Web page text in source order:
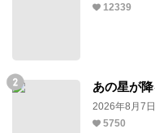
12339
あの星が
2026年8月7
5750